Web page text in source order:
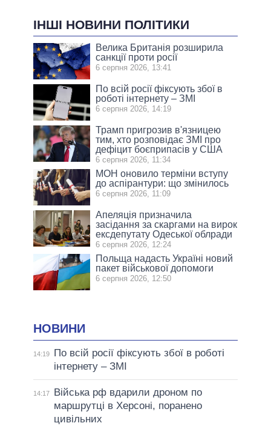
ІНШІ НОВИНИ ПОЛІТИКИ
Велика Британія розширила
санкції проти росії
6 серпня 2026, 13:41
По всій росії фіксують збої в
роботі інтернету – ЗМІ
6 серпня 2026, 14:19
Трамп пригрозив в'язницею
тим, хто розповідає ЗМІ про
дефіцит боєприпасів у США
6 серпня 2026, 11:34
МОН оновило терміни вступу
до аспірантури: що змінилось
6 серпня 2026, 11:09
Апеляція призначила
засідання за скаргами на вирок
ексдепутату Одеської облради
6 серпня 2026, 12:24
Польща надасть Україні новий
пакет військової допомоги
6 серпня 2026, 12:50
НОВИНИ
14:19
По всій росії фіксують збої в роботі
інтернету – ЗМІ
14:17
Війська рф вдарили дроном по
маршрутці в Херсоні, поранено
цивільних